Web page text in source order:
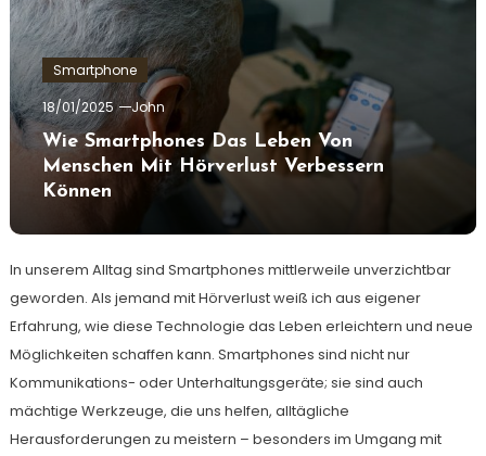
Smartphone
18/01/2025
John
Wie Smartphones Das Leben Von
Menschen Mit Hörverlust Verbessern
Können
In unserem Alltag sind Smartphones mittlerweile unverzichtbar
geworden. Als jemand mit Hörverlust weiß ich aus eigener
Erfahrung, wie diese Technologie das Leben erleichtern und neue
Möglichkeiten schaffen kann. Smartphones sind nicht nur
Kommunikations- oder Unterhaltungsgeräte; sie sind auch
mächtige Werkzeuge, die uns helfen, alltägliche
Herausforderungen zu meistern – besonders im Umgang mit